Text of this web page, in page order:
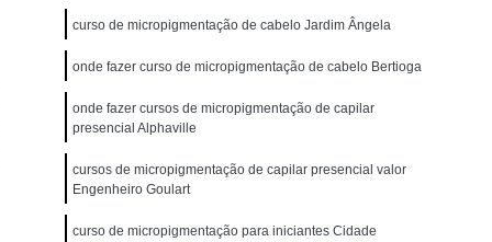
Micropigmentação Capilar em 3d
Micropigmentação Capilar Entradas
Micropigmentação Capilar Masculina
Micropigmentação Capilar para Calvície
Micropigmentação Capilar para Homens
Micropigmentação Cabelo Feminino
curso de micropigmentação de cabelo Jardim Ângela
onde fazer curso de micropigmentação de cabelo Bertioga
onde fazer cursos de micropigmentação de capilar
presencial Alphaville
cursos de micropigmentação de capilar presencial valor
Engenheiro Goulart
curso de micropigmentação para iniciantes Cidade